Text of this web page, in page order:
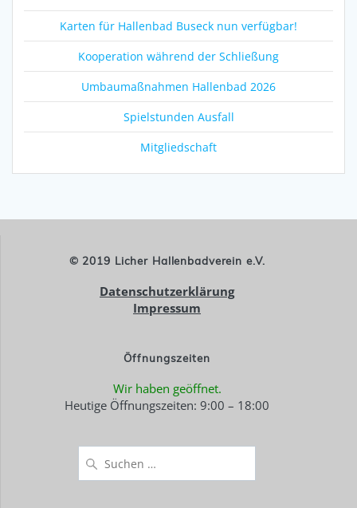
Karten für Hallenbad Buseck nun verfügbar!
Kooperation während der Schließung
Umbaumaßnahmen Hallenbad 2026
Spielstunden Ausfall
Mitgliedschaft
© 2019 Licher Hallenbadverein e.V.
Datenschutzerklärung
Impressum
Öffnungszeiten
Wir haben geöffnet.
Heutige Öffnungszeiten: 9:00 – 18:00
nach: